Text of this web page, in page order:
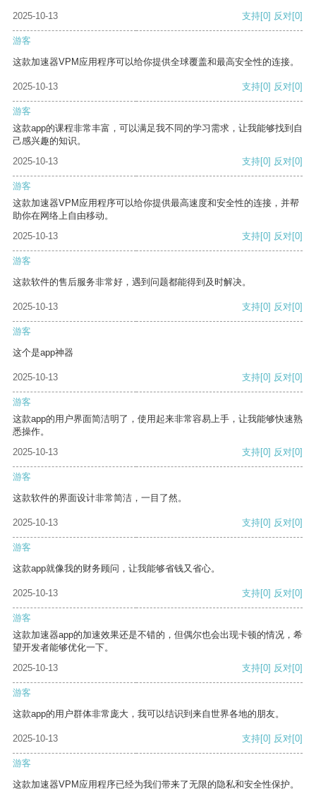
2025-10-13
支持[0] 反对[0]
游客
这款加速器VPM应用程序可以给你提供全球覆盖和最高安全性的连接。
2025-10-13 支持[0] 反对[0]
游客
这款app的课程非常丰富，可以满足我不同的学习需求，让我能够找到自
己感兴趣的知识。
2025-10-13
支持[0] 反对[0]
游客
这款加速器VPM应用程序可以给你提供最高速度和安全性的连接，并帮
助你在网络上自由移动。
2025-10-13
支持[0] 反对[0]
游客
这款软件的售后服务非常好，遇到问题都能得到及时解决。
2025-10-13 支持[0] 反对[0]
游客
这个是app神器
2025-10-13 支持[0] 反对[0]
游客
这款app的用户界面简洁明了，使用起来非常容易上手，让我能够快速熟
悉操作。
2025-10-13
支持[0] 反对[0]
游客
这款软件的界面设计非常简洁，一目了然。
2025-10-13 支持[0] 反对[0]
游客
这款app就像我的财务顾问，让我能够省钱又省心。
2025-10-13 支持[0] 反对[0]
游客
这款加速器app的加速效果还是不错的，但偶尔也会出现卡顿的情况，希
望开发者能够优化一下。
2025-10-13
支持[0] 反对[0]
游客
这款app的用户群体非常庞大，我可以结识到来自世界各地的朋友。
2025-10-13 支持[0] 反对[0]
游客
这款加速器VPM应用程序已经为我们带来了无限的隐私和安全性保护。